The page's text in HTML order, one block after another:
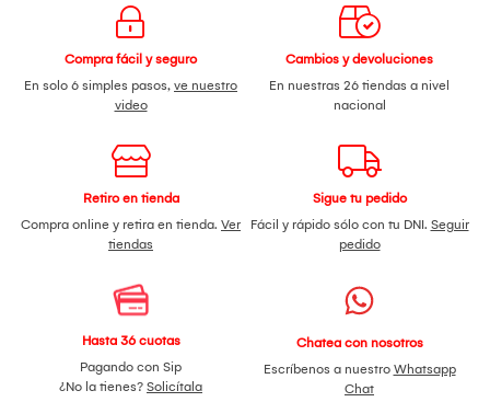
Compra fácil y seguro
En solo 6 simples pasos, ve nuestro
video
Cambios y devoluciones
En nuestras 26 tiendas a nivel
nacional
Retiro en tienda
Compra online y retira en tienda. Ver
tiendas
Sigue tu pedido
Fácil y rápido sólo con tu DNI. Seguir
pedido
Hasta 36 cuotas
Pagando con Sip
¿No la tienes? Solicítala
Chatea con nosotros
Escríbenos a nuestro Whatsapp
Chat